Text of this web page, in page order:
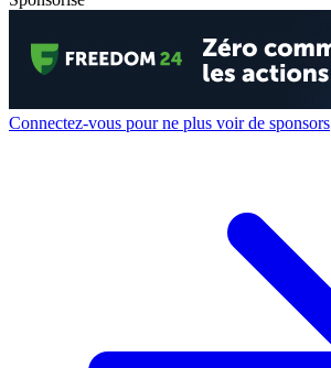
Connectez-vous pour ne plus voir de sponsors